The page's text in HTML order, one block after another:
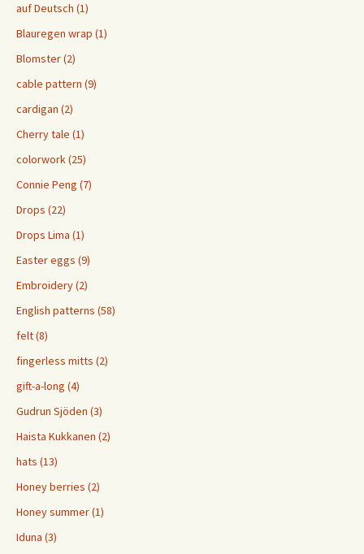
auf Deutsch (1)
Blauregen wrap (1)
Blomster (2)
cable pattern (9)
cardigan (2)
Cherry tale (1)
colorwork (25)
Connie Peng (7)
Drops (22)
Drops Lima (1)
Easter eggs (9)
Embroidery (2)
English patterns (58)
felt (8)
fingerless mitts (2)
gift-a-long (4)
Gudrun Sjöden (3)
Haista Kukkanen (2)
hats (13)
Honey berries (2)
Honey summer (1)
Iduna (3)